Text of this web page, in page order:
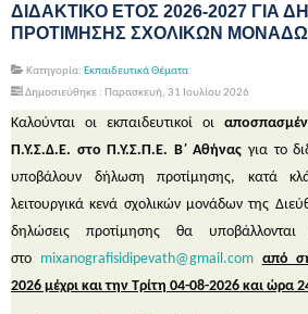
ΔΙΔΑΚΤΙΚΟ ΕΤΟΣ 2026-2027 ΓΙΑ
ΠΡΟΤΙΜΗΣΗΣ ΣΧΟΛΙΚΩΝ
Κατηγορία: Εκπαιδευτικά Θέματα
Δημοσιεύθηκε : Παρασκευή, 31 Ιουλίου 2026
Καλούνται οι εκπαιδευτικοί οι
Π.Υ.Σ.Δ.Ε. στο Π.Υ.Σ.Π.Ε. Β΄ Αθήνας για το
υποβάλουν δήλωση προτίμησης, κατά
λειτουργικά κενά σχολικών μονάδων της
δηλώσεις προτίμησης θα
στο mixanografisidipevath@gmail.com από
2026 μέχρι και την Τρίτη 04-08-2026 και ώρα